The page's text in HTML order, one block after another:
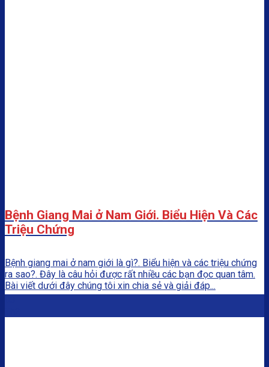
Bệnh Giang Mai ở Nam Giới. Biểu Hiện Và Các
Triệu Chứng
Bệnh giang mai ở nam giới là gì?. Biểu hiện và các triệu chứng
ra sao?. Đây là câu hỏi được rất nhiều các bạn đọc quan tâm.
Bài viết dưới đây chúng tôi xin chia sẻ và giải đáp...